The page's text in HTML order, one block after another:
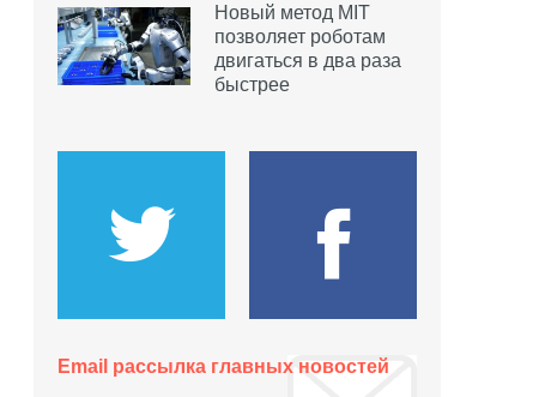
Новый метод MIT
позволяет роботам
двигаться в два раза
быстрее
Email рассылка главных новостей